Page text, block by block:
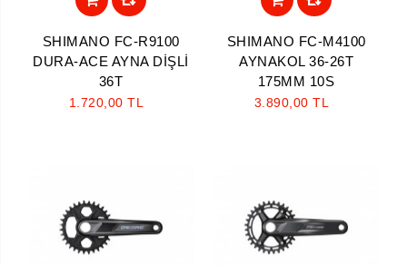
SHIMANO FC-R9100
DURA-ACE AYNA DİŞLİ
36T
1.720,00 TL
SHIMANO FC-M4100
AYNAKOL 36-26T
175MM 10S
3.890,00 TL